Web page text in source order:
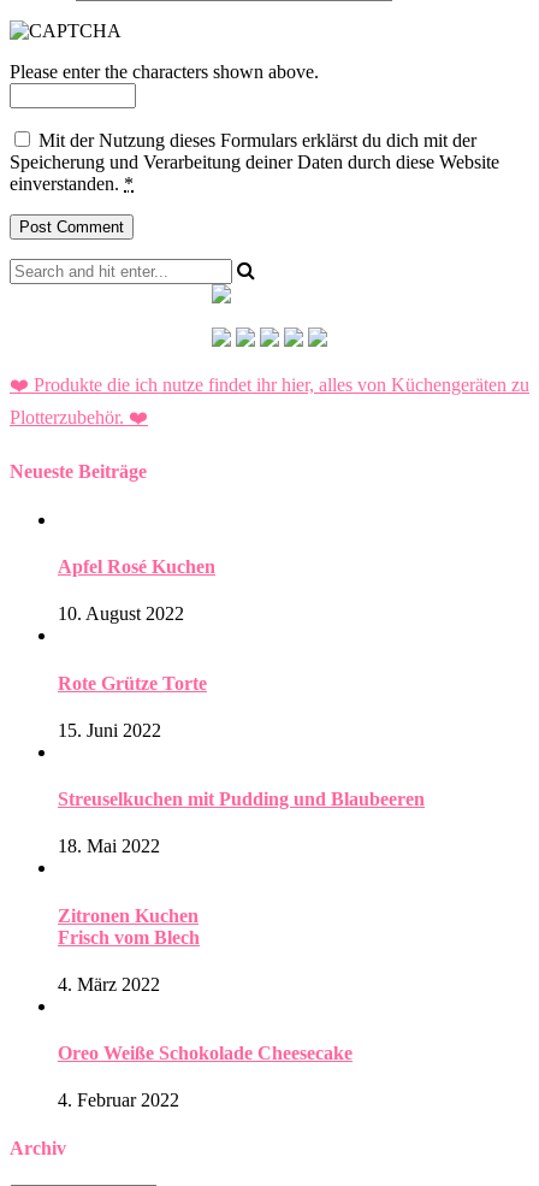
Please enter the characters shown above.
Mit der Nutzung dieses Formulars erklärst du dich mit der
Speicherung und Verarbeitung deiner Daten durch diese Website
einverstanden. *
❤️ Produkte die ich nutze findet ihr hier, alles von Küchengeräten zu
Plotterzubehör. ❤️
Neueste Beiträge
Apfel Rosé Kuchen
10. August 2022
Rote Grütze Torte
15. Juni 2022
Streuselkuchen mit Pudding und Blaubeeren
18. Mai 2022
Zitronen Kuchen
Frisch vom Blech
4. März 2022
Oreo Weiße Schokolade Cheesecake
4. Februar 2022
Archiv